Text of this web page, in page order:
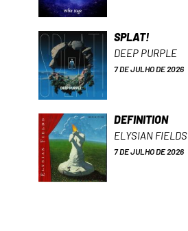
SPLAT!
DEEP PURPLE
7 DE JULHO DE 2026
DEFINITION
ELYSIAN FIELDS
7 DE JULHO DE 2026